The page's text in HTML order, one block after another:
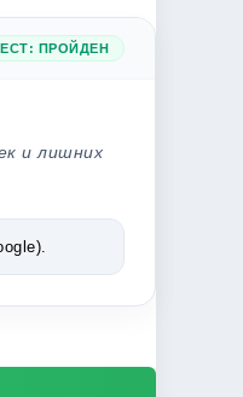
ПРОЙДЕН
и лишних